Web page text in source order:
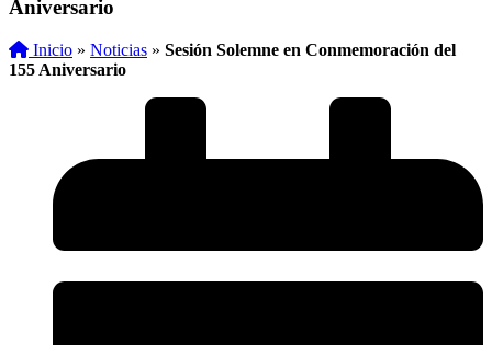
Aniversario
Inicio » Noticias » Sesión Solemne en Conmemoración del
155 Aniversario